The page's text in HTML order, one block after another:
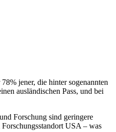
jener, die hinter sogenannten
ausländischen Pass, und bei
Forschung sind geringere
USA – was